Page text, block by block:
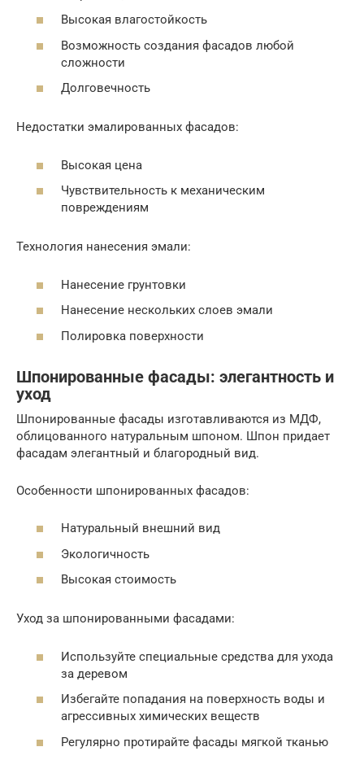
Высокая влагостойкость
Возможность создания фасадов любой
сложности
Долговечность
Недостатки эмалированных фасадов:
Высокая цена
Чувствительность к механическим
повреждениям
Технология нанесения эмали:
Нанесение грунтовки
Нанесение нескольких слоев эмали
Полировка поверхности
Шпонированные фасады: элегантность и
уход
Шпонированные фасады изготавливаются из МДФ,
облицованного натуральным шпоном. Шпон придает
фасадам элегантный и благородный вид.
Особенности шпонированных фасадов:
Натуральный внешний вид
Экологичность
Высокая стоимость
Уход за шпонированными фасадами:
Используйте специальные средства для ухода
за деревом
Избегайте попадания на поверхность воды и
агрессивных химических веществ
Регулярно протирайте фасады мягкой тканью